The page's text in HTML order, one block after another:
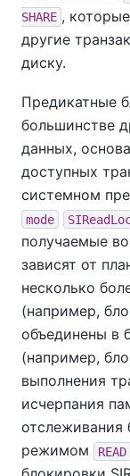
SHARE ,
другие
диску.
Предикатные
большинстве
данных,
доступных
системном
mode
получаемые
зависят от
несколько
(например,
объединены в
(например,
выполнения
исчерпания
отслеживания
режимом